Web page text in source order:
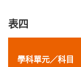
表四
學科單元／科目